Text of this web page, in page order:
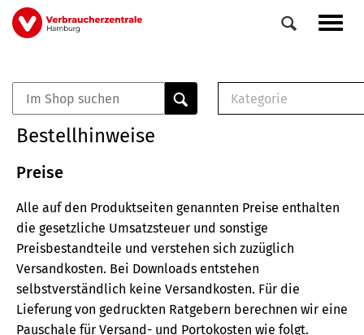
Direkt
zum
Veranstaltungen
0
Elemente
Kategorie
Broschüre
Buch
Bestellhinweise
Preise
Alle auf den Produktseiten genannten Preise enthalten
die gesetzliche Umsatzsteuer und sonstige
Preisbestandteile und verstehen sich zuzüglich
Versandkosten. Bei Downloads entstehen
selbstverständlich keine Versandkosten. Für die
Lieferung von gedruckten Ratgebern berechnen wir eine
Pauschale für Versand- und Portokosten wie folgt.